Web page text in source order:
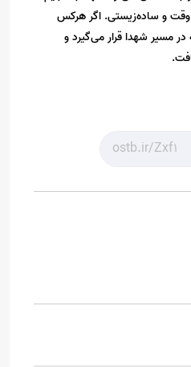
وقت و ساده‌زیستی. اگر هرکس
در مسیر شهدا قرار می‌گیرد و